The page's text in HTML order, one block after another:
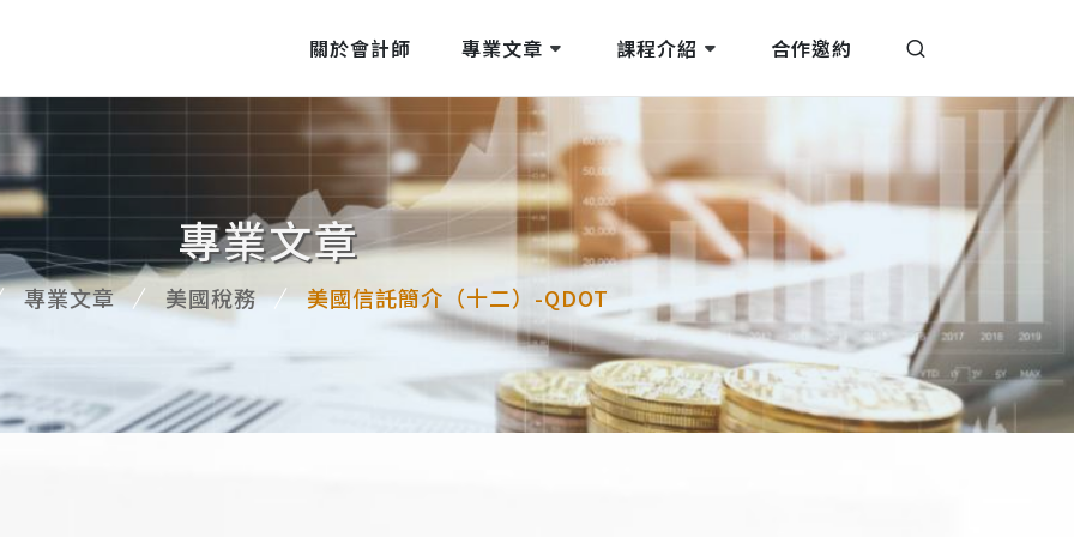
關於會計師 專業文章 課程介紹 合作邀約
專業文章
專業文章 美國稅務 美國信託簡介（十二）-QDOT